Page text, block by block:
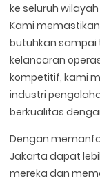
ke seluruh
Kami
butuhkan
kelancaran
kompetitif, kami
industri
berkualitas
Dengan
Jakarta dapat
mereka dan